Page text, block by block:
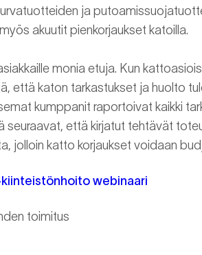
ja
akuutit pienkorjaukset katoilla.
monia etuja. Kun
että katon tarkastukset ja huolto
kumppanit raportoivat kaikki
seuraavat, että kirjatut tehtävät
jolloin katto korjaukset voidaan
webinaari
toimitus